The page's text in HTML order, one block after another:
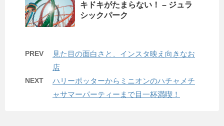
キドキがたまらない！ – ジュラ
シックパーク
PREV
見た目の面白さと、インスタ映え向きなお
店
NEXT
ハリーポッターからミニオンのハチャメチ
ャサマーパーティーまで目一杯満喫！